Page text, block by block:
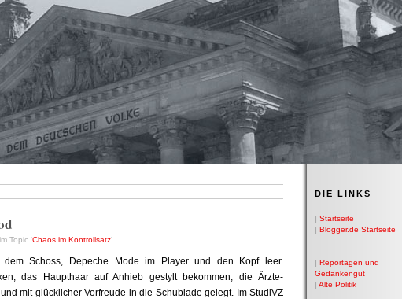
Topic 'Chaos im Kontrollsatz'
dem Schoss, Depeche Mode im Player und den Kopf leer.
das Haupthaar auf Anhieb gestylt bekommen, die Ärzte-
mit glücklicher Vorfreude in die Schublade gelegt. Im StudiVZ
DIE LINKS
| Startseite
| Blogger.de Startseite
| Reportagen und
Gedankengut
| Alte Politik